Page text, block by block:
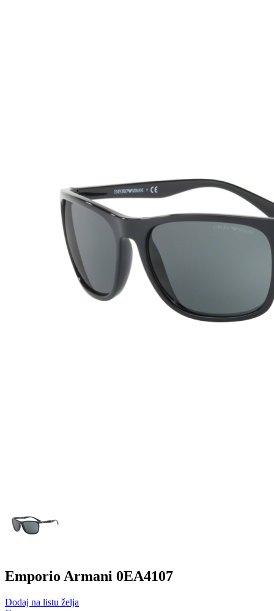
Emporio Armani 0EA4107
Dodaj na listu želja